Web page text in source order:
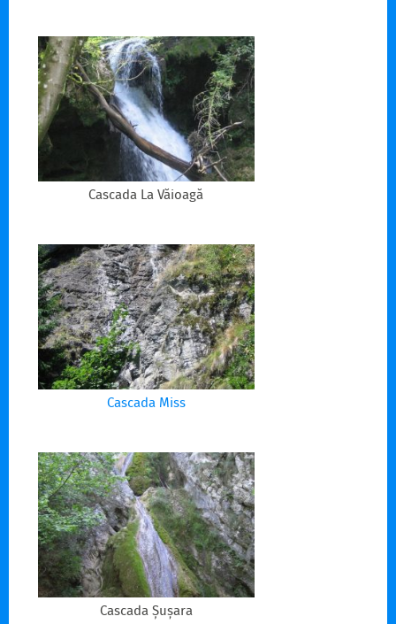
Cascada La Văioagă
Cascada Miss
Cascada Șușara